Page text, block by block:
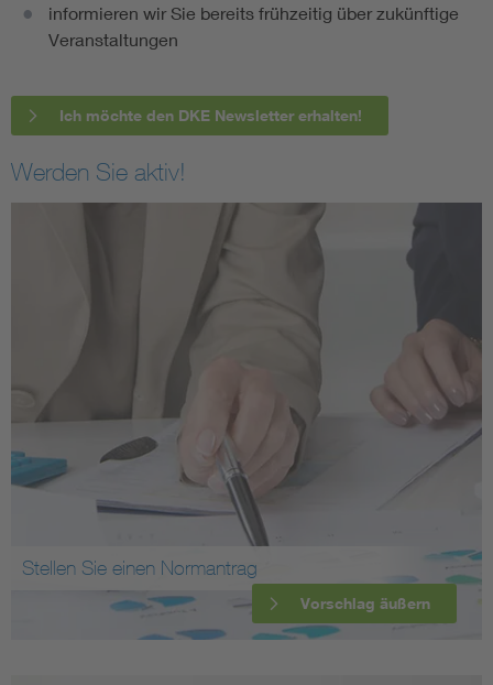
informieren wir Sie bereits frühzeitig über zukünftige
Veranstaltungen
Ich möchte den DKE Newsletter erhalten!
Werden Sie aktiv!
Stellen Sie einen Normantrag
Vorschlag äußern